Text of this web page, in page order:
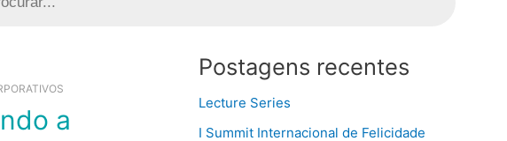
Postagens recentes
Lecture Series
I Summit Internacional de Felicidade